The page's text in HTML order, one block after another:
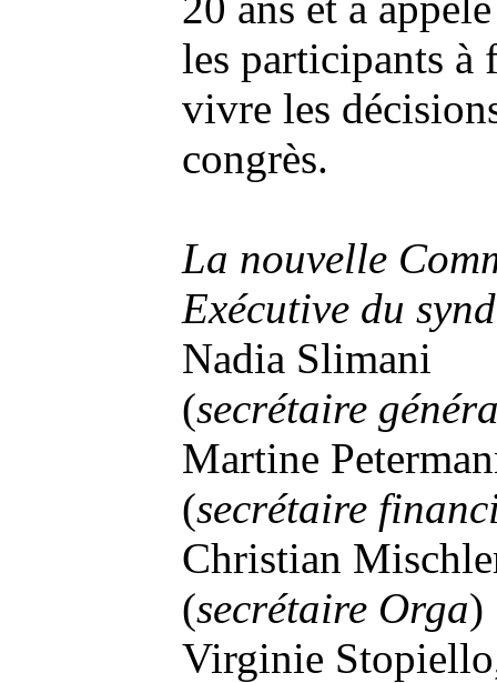
les participants à
vivre les
congrès.
La nouvelle
Exécutive du
Nadia Slimani
(secrétaire
Martine
(secrétaire
Christian
(secrétaire Orga)
Virginie